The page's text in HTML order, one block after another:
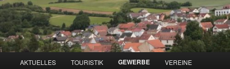
AKTUELLES TOURISTIK GEWERBE VEREINE